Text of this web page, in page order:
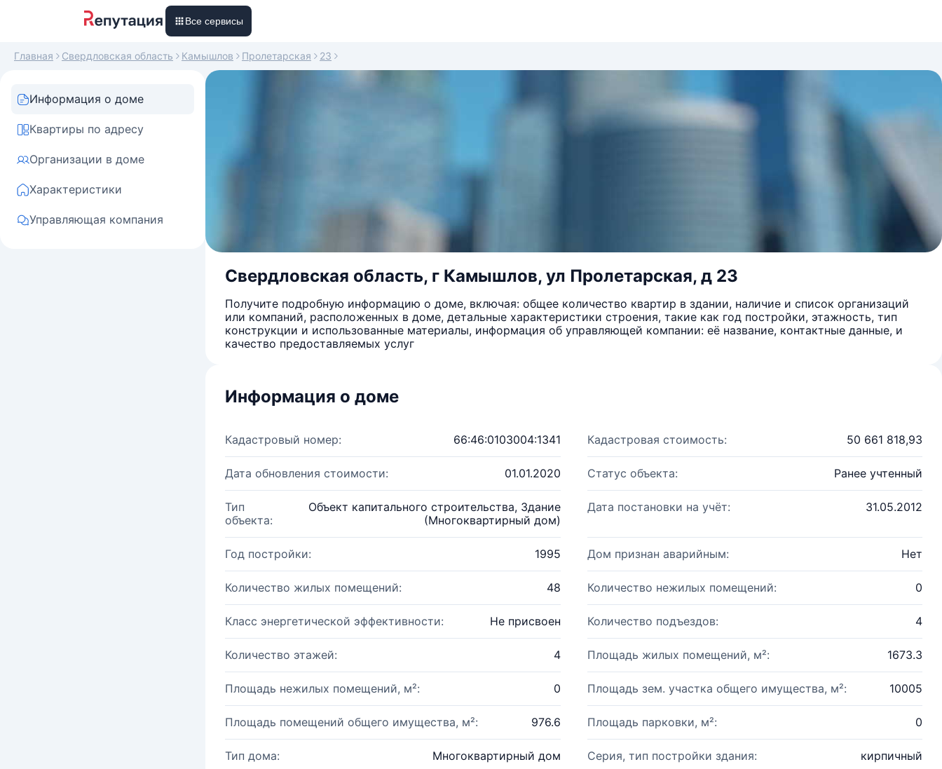
Все сервисы
Главная Свердловская область Камышлов Пролетарская 23
Информация о доме
Квартиры по адресу
Организации в доме
Характеристики
Управляющая компания
Свердловская область, г Камышлов, ул Пролетарская, д 23
Получите подробную информацию о доме, включая: общее количество квартир в здании, наличие и список организаций
или компаний, расположенных в доме, детальные характеристики строения, такие как год постройки, этажность, тип
конструкции и использованные материалы, информация об управляющей компании: её название, контактные данные, и
качество предоставляемых услуг
Информация о доме
Кадастровый номер: 66:46:0103004:1341 Кадастровая стоимость: 50 661 818,93
Дата обновления стоимости: 01.01.2020 Статус объекта: Ранее учтенный
Тип
объекта:
Объект капитального строительства, Здание
(Многоквартирный дом)
Дата постановки на учёт: 31.05.2012
Год постройки: 1995 Дом признан аварийным: Нет
Количество жилых помещений: 48 Количество нежилых помещений: 0
Класс энергетической эффективности: Не присвоен Количество подъездов: 4
Количество этажей: 4 Площадь жилых помещений, м²: 1673.3
Площадь нежилых помещений, м²: 0 Площадь зем. участка общего имущества, м²: 10005
Площадь помещений общего имущества, м²: 976.6 Площадь парковки, м²: 0
Тип дома: Многоквартирный дом Серия, тип постройки здания: кирпичный